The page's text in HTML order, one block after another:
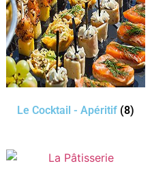
Le Cocktail - Apéritif (8)